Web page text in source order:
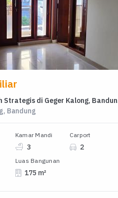
Bandung
Kamar Mandi
3
Carport
2
Luas Bangunan
175 m²